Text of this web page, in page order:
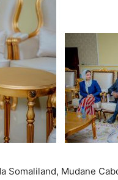
Somaliland, Mudane